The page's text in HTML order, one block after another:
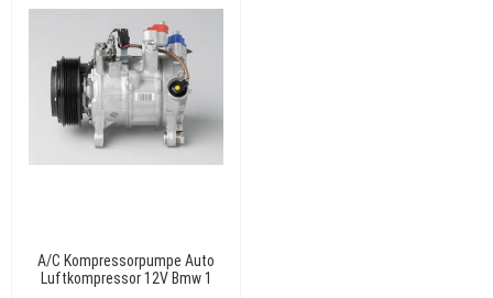
A/C Kompressorpumpe Auto
Luftkompressor 12V Bmw 1